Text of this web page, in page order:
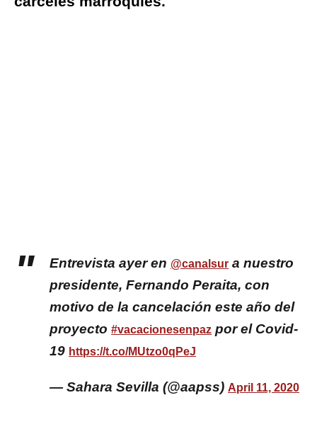
Entrevista ayer en @canalsur a nuestro
presidente, Fernando Peraita, con
motivo de la cancelación este año del
proyecto #vacacionesenpaz por el Covid-
19 https://t.co/MUtzo0qPeJ
— Sahara Sevilla (@aapss) April 11, 2020